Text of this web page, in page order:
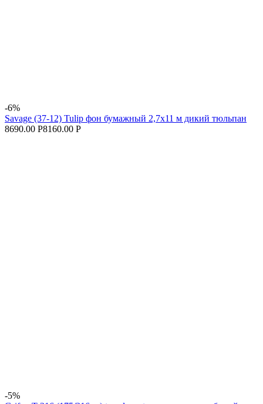
-6%
Savage (37-12) Tulip фон бумажный 2,7x11 м дикий тюльпан
8690.00 Р8160.00 Р
-5%